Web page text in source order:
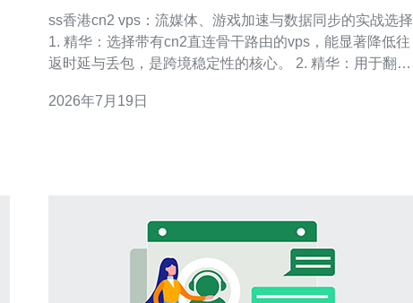
ss香港cn2 vps：流媒体、游戏加速与数据同步的实战选择
1. 精华：选择带有cn2直连骨干路由的vps，能显著降低往
返时延与丢包，是跨境稳定性的核心。 2. 精华：用于翻墙
MTU配置，能把抖动和缓冲缩到最低。 3. 精华：数据同步
2026年7月19日